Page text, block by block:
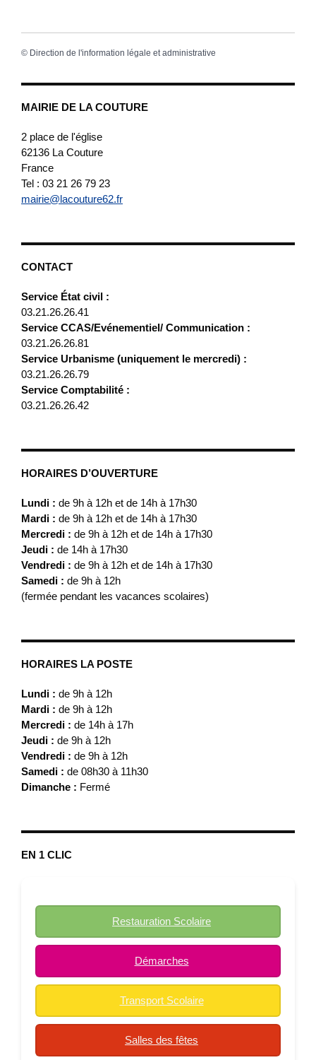
MAIRIE DE LA COUTURE
2 place de l'église
62136 La Couture
France
Tel : 03 21 26 79 23
mairie@lacouture62.fr
CONTACT
Service État civil :
03.21.26.26.41
Service CCAS/Evénementiel/ Communication :
03.21.26.26.81
Service Urbanisme (uniquement le mercredi) :
03.21.26.26.79
Service Comptabilité :
03.21.26.26.42
HORAIRES D’OUVERTURE
Lundi : de 9h à 12h et de 14h à 17h30
Mardi : de 9h à 12h et de 14h à 17h30
Mercredi : de 9h à 12h et de 14h à 17h30
Jeudi : de 14h à 17h30
Vendredi : de 9h à 12h et de 14h à 17h30
Samedi : de 9h à 12h
(fermée pendant les vacances scolaires)
HORAIRES LA POSTE
Lundi : de 9h à 12h
Mardi : de 9h à 12h
Mercredi : de 14h à 17h
Jeudi : de 9h à 12h
Vendredi : de 9h à 12h
Samedi : de 08h30 à 11h30
Dimanche : Fermé
EN 1 CLIC
Restauration Scolaire
Démarches
Transport Scolaire
Salles des fêtes
© Direction de l'information légale et administrative